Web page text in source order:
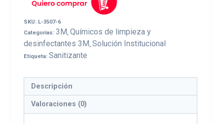
SKU: L-3507-6
Categorías: 3M, Químicos de limpieza y
desinfectantes 3M, Solución Institucional
Etiqueta: Sanitizante
Descripción
Valoraciones (0)